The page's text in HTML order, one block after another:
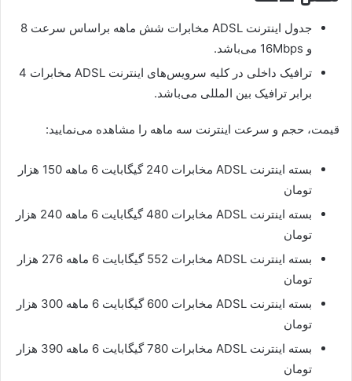
جدول اینترنت ADSL مخابرات شش ماهه براساس سرعت 8
و 16Mbps می‌باشد.
ترافيک داخلی در کليه سرويس‌های اینترنت ADSL مخابرات 4
برابر ترافيک بين المللی می‌باشد.
قیمت، حجم و سرعت اینترنت سه ماهه را مشاهده می‌نمایید:
بسته اینترنت ADSL مخابرات 240 گیگابایت 6 ماهه 150 هزار
تومان
بسته اینترنت ADSL مخابرات 480 گیگابایت 6 ماهه 240 هزار
تومان
بسته اینترنت ADSL مخابرات 552 گیگابایت 6 ماهه 276 هزار
تومان
بسته اینترنت ADSL مخابرات 600 گیگابایت 6 ماهه 300 هزار
تومان
بسته اینترنت ADSL مخابرات 780 گیگابایت 6 ماهه 390 هزار
تومان